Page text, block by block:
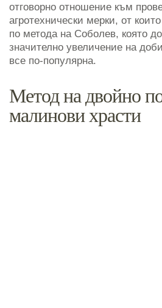
отговорно отношение към
агротехнически мерки, от
по метода на Соболев, която
значително увеличение на
все по-популярна.
Метод на двойно
малинови храсти